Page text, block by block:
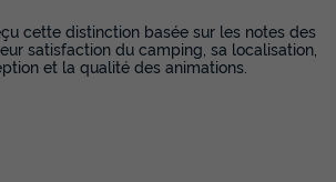
Micro-ondes
Place de parking
- T4 Superieur
cette distinction basée sur les notes des
satisfaction du camping, sa localisation,
et la qualité des animations.